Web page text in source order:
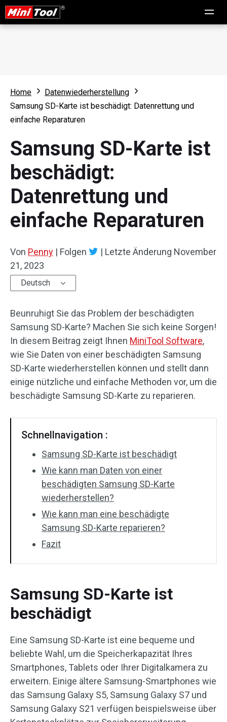
Home
Datenwiederherstellung
Samsung SD-Karte ist beschädigt: Datenrettung und
einfache Reparaturen
Samsung SD-Karte ist
beschädigt:
Datenrettung und
einfache Reparaturen
Von Penny | Folgen | Letzte Änderung November
21, 2023
Deutsch
Beunruhigt Sie das Problem der beschädigten
Samsung SD-Karte? Machen Sie sich keine Sorgen!
In diesem Beitrag zeigt Ihnen MiniTool Software,
wie Sie Daten von einer beschädigten Samsung
SD-Karte wiederherstellen können und stellt dann
einige nützliche und einfache Methoden vor, um die
beschädigte Samsung SD-Karte zu reparieren.
Schnellnavigation :
Samsung SD-Karte ist beschädigt
Wie kann man Daten von einer
beschädigten Samsung SD-Karte
wiederherstellen?
Wie kann man eine beschädigte
Samsung SD-Karte reparieren?
Fazit
Samsung SD-Karte ist
beschädigt
Eine Samsung SD-Karte ist eine bequeme und
beliebte Wahl, um die Speicherkapazität Ihres
Smartphones, Tablets oder Ihrer Digitalkamera zu
erweitern. Einige ältere Samsung-Smartphones wie
das Samsung Galaxy S5, Samsung Galaxy S7 und
Samsung Galaxy S21 verfügen beispielsweise über